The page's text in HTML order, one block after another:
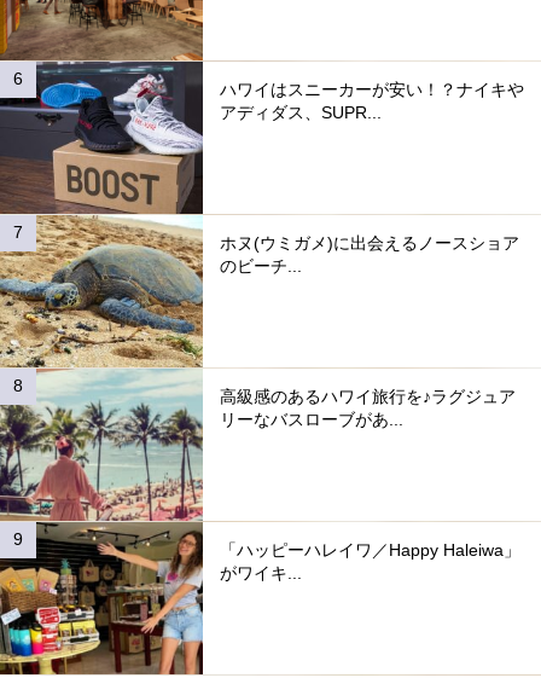
ハワイはスニーカーが安い！？ナイキや
アディダス、SUPR...
ホヌ(ウミガメ)に出会えるノースショア
のビーチ...
高級感のあるハワイ旅行を♪ラグジュア
リーなバスローブがあ...
「ハッピーハレイワ／Happy Haleiwa」
がワイキ...